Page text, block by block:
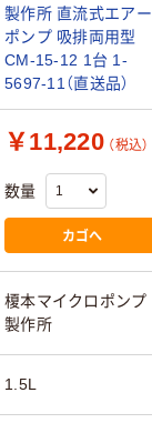
製作所 直流式エアー
ポンプ 吸排両用型
CM-15-12 1台 1-
5697-11（直送品）
￥11,220 （税込）
数量
カゴへ
榎本マイクロポンプ
製作所
1.5L